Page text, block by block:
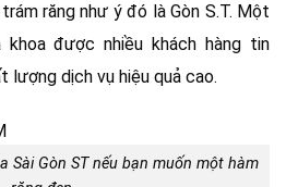
răng như ý đó là Gòn S.T. Một
được nhiều khách hàng tin
lượng dịch vụ hiệu quả cao.
Sài Gòn ST nếu bạn muốn một hàm